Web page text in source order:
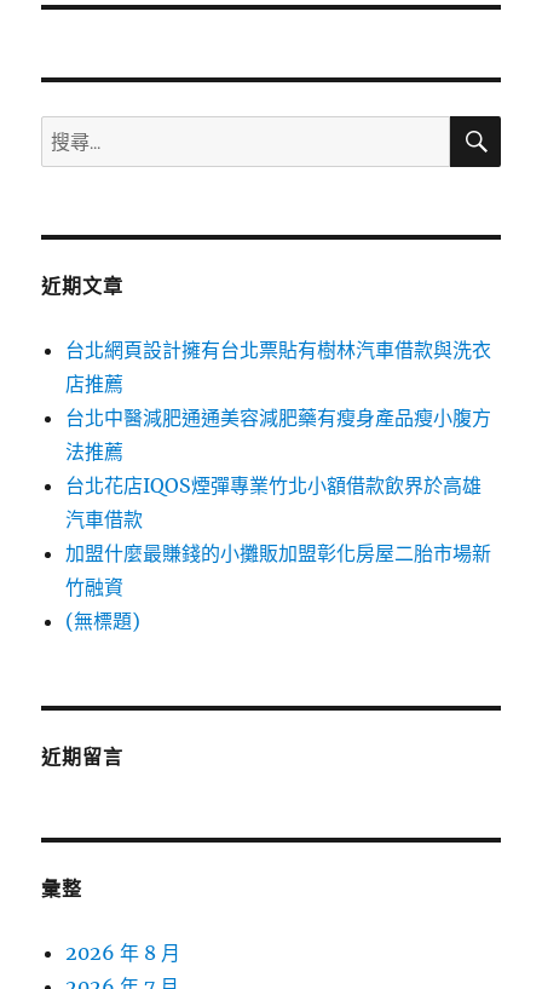
文
搜
尋
鍵
搜
近期文章
台北網頁設計擁有台北票貼有樹林汽車借款與洗衣
店推薦
台北中醫減肥通通美容減肥藥有瘦身產品瘦小腹方
法推薦
台北花店IQOS煙彈專業竹北小額借款飲界於高雄
汽車借款
加盟什麼最賺錢的小攤販加盟彰化房屋二胎市場新
竹融資
(無標題)
近期留言
彙整
2026 年 8 月